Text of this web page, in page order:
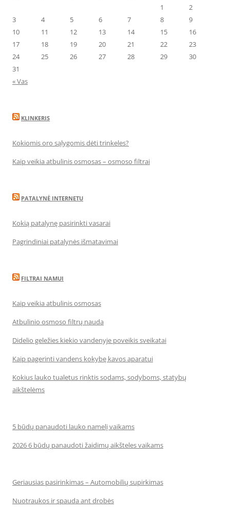
1
2
3
4 5 6 7 8
9
10
11 12 13 14 15
16
17
18 19 20 21 22
23
24
25 26 27 28 29
30
31
« Vas
KLINKERIS
Kokiomis oro sąlygomis dėti trinkeles?
Kaip veikia atbulinis osmosas – osmoso filtrai
PATALYNĖ INTERNETU
Kokią patalynę pasirinkti vasarai
Pagrindiniai patalynės išmatavimai
FILTRAI NAMUI
Kaip veikia atbulinis osmosas
Atbulinio osmoso filtrų nauda
Didelio geležies kiekio vandenyje poveikis sveikatai
Kaip pagerinti vandens kokybę kavos aparatui
Kokius lauko tualetus rinktis sodams, sodyboms, statybų
aikštelėms
5 būdų panaudoti lauko namelį vaikams
2026 6 būdų panaudoti žaidimų aikšteles vaikams
Geriausias pasirinkimas – Automobilių supirkimas
Nuotraukos ir spauda ant drobės